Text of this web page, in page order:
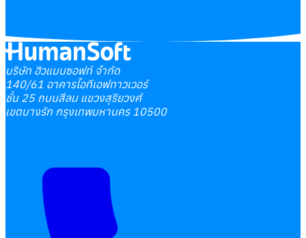
เลือกหัวข้อที่คุณสนใจ
โปรแกรมบริหารงานบุคคล
บริษัท ฮิวแมนซอฟท์ จำกัด
140/61 อาคารไอทีเอฟทาวเวอร์
ชั้น 25 ถนนสีลม แขวงสุริยวงศ์
เขตบางรัก กรุงเทพมหานคร 10500